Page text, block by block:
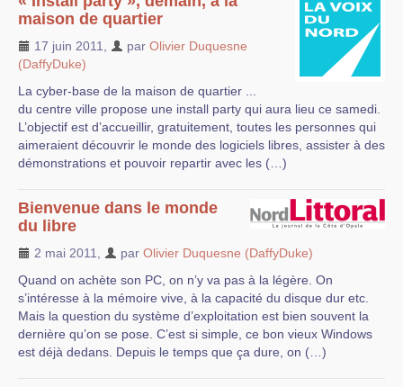
maison de quartier
17 juin 2011 par Olivier Duquesne
(DaffyDuke)
La cyber-base de la maison de quartier ...
du centre ville propose une install party qui aura lieu ce samedi.
L’objectif est d’accueillir, gratuitement, toutes les personnes qui
aimeraient découvrir le monde des logiciels libres, assister à des
démonstrations et pouvoir repartir avec les (…)
Bienvenue dans le monde
du libre
2 mai 2011 par Olivier Duquesne (DaffyDuke)
Quand on achète son PC, on n’y va pas à la légère. On
s’intéresse à la mémoire vive, à la capacité du disque dur etc.
Mais la question du système d’exploitation est bien souvent la
dernière qu’on se pose. C’est si simple, ce bon vieux Windows
est déjà dedans. Depuis le temps que ça dure, on (…)